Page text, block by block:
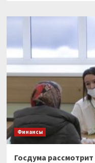
раз
условия
валютных
переводов
Финансы
Госдума